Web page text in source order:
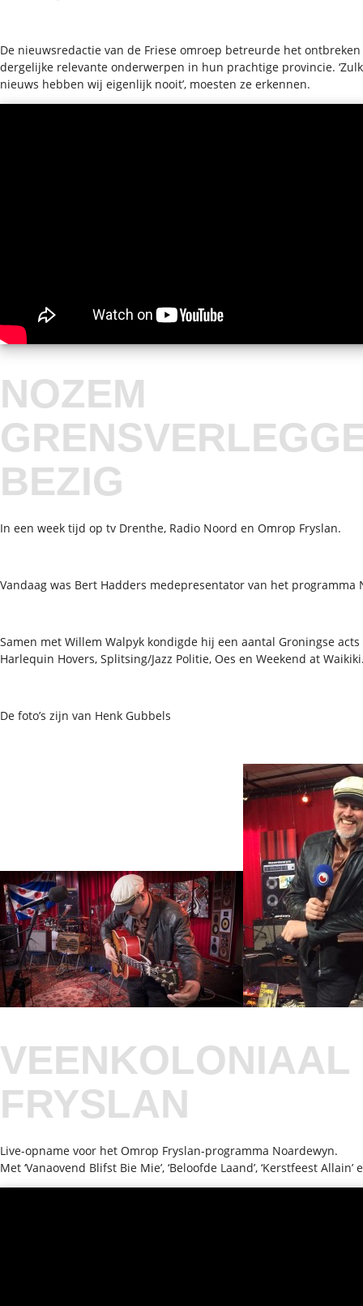
De nieuwsredactie van de Friese omroep betreurde het ontbreken
dergelijke relevante onderwerpen in hun prachtige provincie.
nieuws hebben wij eigenlijk nooit’, moesten ze erkennen.
NOZEM
BEZIG
In een week tijd op tv Drenthe, Radio Noord en Omrop Fryslan.
Vandaag was Bert Hadders medepresentator van het programma
Samen met Willem Walpyk kondigde hij een aantal Groningse
Harlequin Hovers, Splitsing/Jazz Politie, Oes en Weekend at
De foto’s zijn van Henk Gubbels
VEENKOLONIAAL
FRYSLAN
Live-opname voor het Omrop Fryslan-programma Noardewyn.
Met ‘Vanaovend Blifst Bie Mie’, ‘Beloofde Laand’, ‘Kerstfeest Allain’